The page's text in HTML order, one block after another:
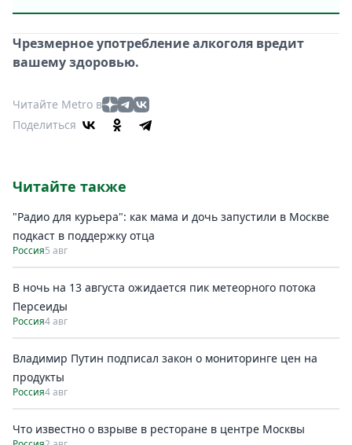
Чрезмерное употребление алкоголя вредит
вашему здоровью.
Читайте Metro в
Поделиться
Читайте также
"Радио для курьера": как мама и дочь запустили в Москве
подкаст в поддержку отца
Россия5 авг
В ночь на 13 августа ожидается пик метеорного потока
Персеиды
Россия4 авг
Владимир Путин подписал закон о мониторинге цен на
продукты
Россия4 авг
Что известно о взрыве в ресторане в центре Москвы